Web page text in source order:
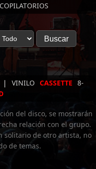
| VINILO CASSETTE 8-
del disco, se mostrarán
relación con el grupo.
solitario de otro artista, no
de temas.